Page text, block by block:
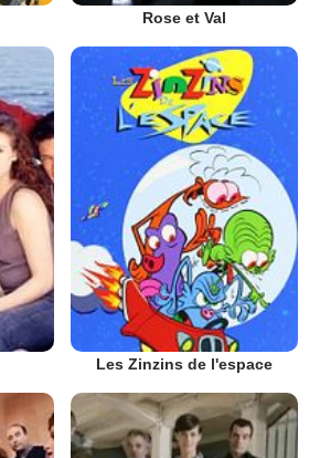
Rose et Val
Les Zinzins de l'espace